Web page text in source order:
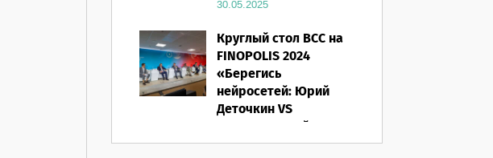
30.05.2025
Круглый стол ВСС на
FINOPOLIS 2024
«Берегись
нейросетей: Юрий
Деточкин VS
искусственный
интеллект»